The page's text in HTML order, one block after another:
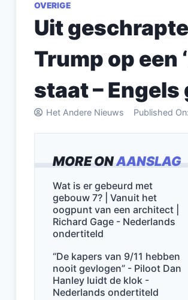
OVERIGE
Uit
Trump op een
staat –
Het Andere Nieuws Published On:
MORE ONAANSLAG
Wat is er gebeurd met
gebouw 7? | Vanuit het
oogpunt van een architect |
Richard Gage - Nederlands
ondertiteld
“De kapers van 9/11 hebben
nooit gevlogen” - Piloot Dan
Hanley luidt de klok -
Nederlands ondertiteld